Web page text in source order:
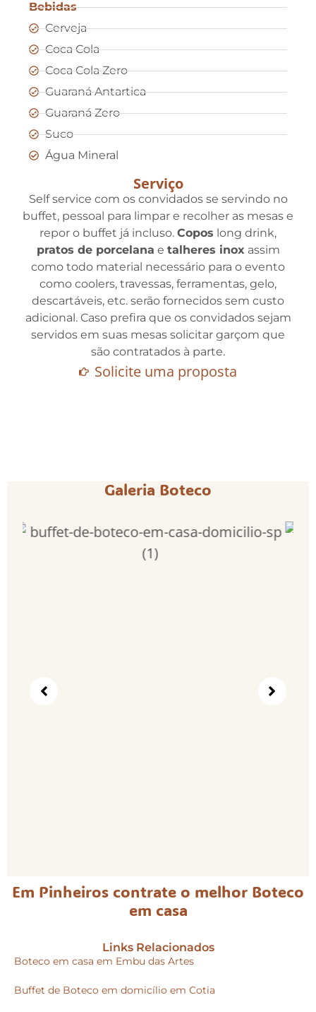
Bebidas
Cerveja
Coca Cola
Coca Cola Zero
Guaraná Antartica
Guaraná Zero
Suco
Água Mineral
Serviço
Self service com os convidados se servindo no
buffet, pessoal para limpar e recolher as mesas e
repor o buffet já incluso. Copos long drink,
pratos de porcelana e talheres inox assim
como todo material necessário para o evento
como coolers, travessas, ferramentas, gelo,
descartáveis, etc. serão fornecidos sem custo
adicional. Caso prefira que os convidados sejam
servidos em suas mesas solicitar garçom que
são contratados à parte.
Solicite uma proposta
Galeria Boteco
Em Pinheiros contrate o melhor Boteco
em casa
Links Relacionados
Boteco em casa em Embu das Artes
Buffet de Boteco em domicílio em Cotia